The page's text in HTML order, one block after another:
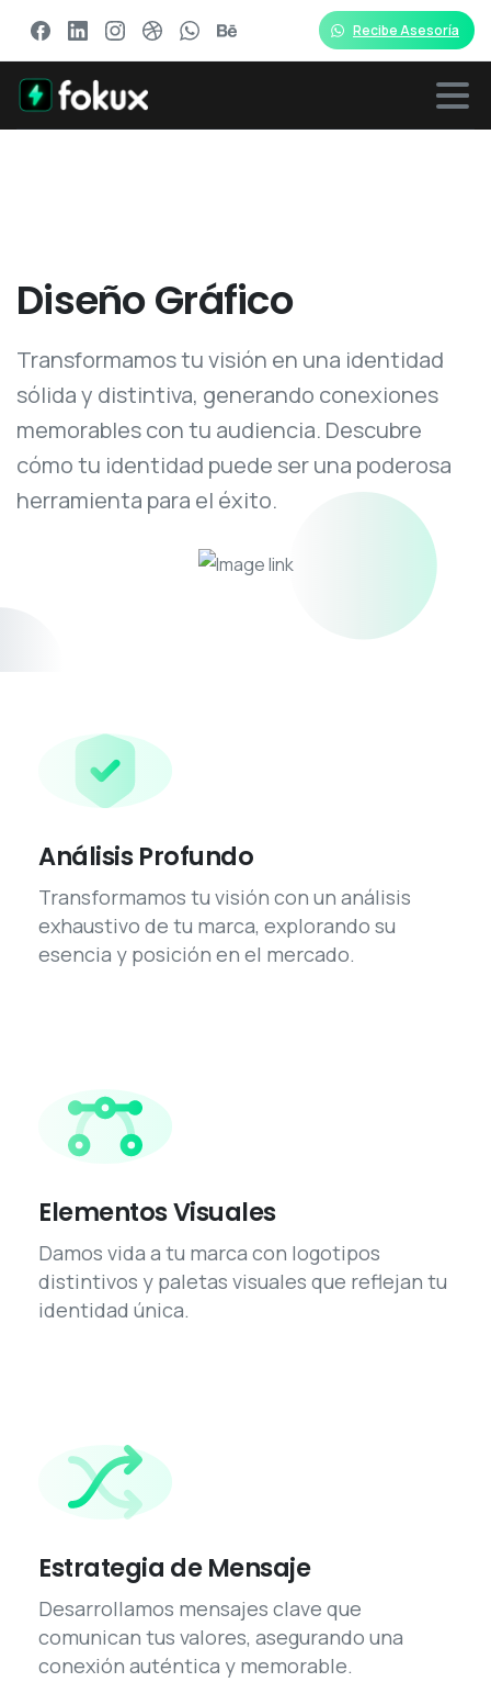
Recibe Asesoría
DiseñoGráfico
Transformamos tu visión en una identidad
sólida y distintiva, generando conexiones
memorables con tu audiencia. Descubre
cómo tu identidad puede ser una poderosa
herramienta para el éxito.
Análisis Profundo
Transformamos tu visión con un análisis
exhaustivo de tu marca, explorando su
esencia y posición en el mercado.
Elementos Visuales
Damos vida a tu marca con logotipos
distintivos y paletas visuales que reflejan tu
identidad única.
Estrategia de Mensaje
Desarrollamos mensajes clave que
comunican tus valores, asegurando una
conexión auténtica y memorable.